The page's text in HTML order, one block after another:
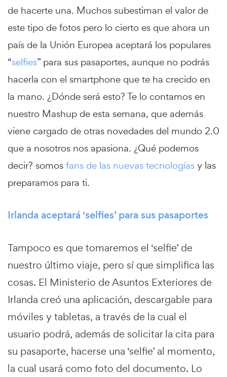
de hacerte una. Muchos subestiman el valor de
este tipo de fotos pero lo cierto es que ahora un
país de la Unión Europea aceptará los populares
“selfies” para sus pasaportes, aunque no podrás
hacerla con el smartphone que te ha crecido en
la mano. ¿Dónde será esto? Te lo contamos en
nuestro Mashup de esta semana, que además
viene cargado de otras novedades del mundo 2.0
que a nosotros nos apasiona. ¿Qué podemos
decir? somos fans de las nuevas tecnologías y las
preparamos para ti.
Irlanda aceptará ‘selfies’ para sus pasaportes
Tampoco es que tomaremos el ‘selfie’ de
nuestro último viaje, pero sí que simplifica las
cosas. El Ministerio de Asuntos Exteriores de
Irlanda creó una aplicación, descargable para
móviles y tabletas, a través de la cual el
usuario podrá, además de solicitar la cita para
su pasaporte, hacerse una ‘selfie’ al momento,
la cual usará como foto del documento. Lo